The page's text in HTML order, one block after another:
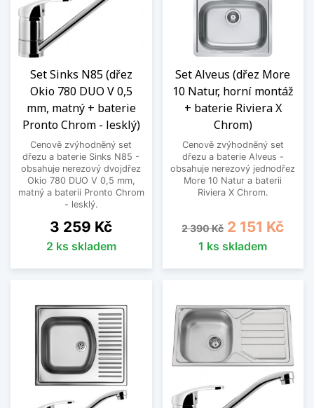
Set Sinks N85 (dřez
Okio 780 DUO V 0,5
mm, matný + baterie
Pronto Chrom - lesklý)
Cenově zvýhodněný set
dřezu a baterie Sinks N85 -
obsahuje nerezový dvojdřez
Okio 780 DUO V 0,5 mm,
matný a baterii Pronto Chrom
- lesklý.
Cena
3 259 Kč
2 ks skladem
Set Alveus (dřez More
10 Natur, horní montáž
+ baterie Riviera X
Chrom)
Cenově zvýhodněný set
dřezu a baterie Alveus -
obsahuje nerezový jednodřez
More 10 Natur a baterii
Riviera X Chrom.
Běžná cena
2 390 Kč Cena
2 151 Kč
1 ks skladem